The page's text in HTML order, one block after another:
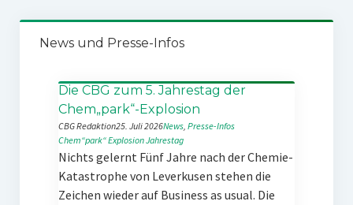
News und Presse-Infos
Die CBG zum 5. Jahrestag der
Chem„park“-Explosion
CBG Redaktion25. Juli 2026News, Presse-Infos
Chem“park“ExplosionJahrestag
Nichts gelernt Fünf Jahre nach der Chemie-
Katastrophe von Leverkusen stehen die
Zeichen wieder auf Business as usual. Die